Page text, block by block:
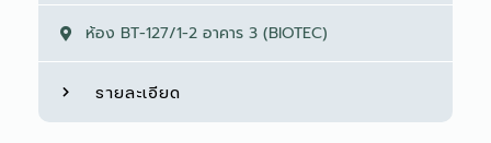
ห้อง BT-127/1-2 อาคาร 3 (BIOTEC)
รายละเอียด